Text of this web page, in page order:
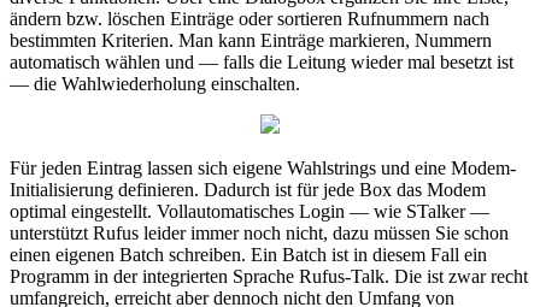
ändern bzw. löschen Einträge oder sortieren Rufnummern nach
bestimmten Kriterien. Man kann Einträge markieren, Nummern
automatisch wählen und — falls die Leitung wieder mal besetzt ist
— die Wahlwiederholung einschalten.
Für jeden Eintrag lassen sich eigene Wahlstrings und eine Modem-
Initialisierung definieren. Dadurch ist für jede Box das Modem
optimal eingestellt. Vollautomatisches Login — wie STalker —
unterstützt Rufus leider immer noch nicht, dazu müssen Sie schon
einen eigenen Batch schreiben. Ein Batch ist in diesem Fall ein
Programm in der integrierten Sprache Rufus-Talk. Die ist zwar recht
umfangreich, erreicht aber dennoch nicht den Umfang von